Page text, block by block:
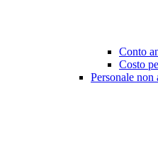
Conto
Costo
Personale non